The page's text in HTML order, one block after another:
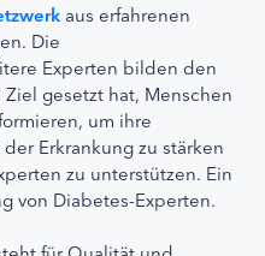
aus erfahrenen
Die
Experten bilden den
Ziel gesetzt hat, Menschen
um ihre
Erkrankung zu stärken
zu unterstützen. Ein
von Diabetes-Experten.